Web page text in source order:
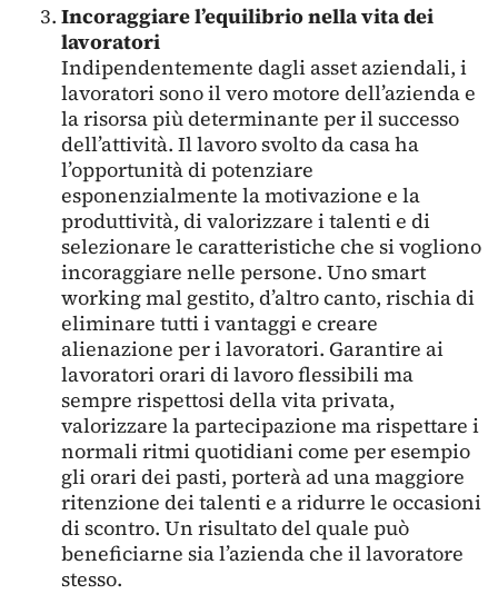
Incoraggiare l’equilibrio nella vita dei
lavoratori
Indipendentemente dagli asset aziendali, i
lavoratori sono il vero motore dell’azienda e
la risorsa più determinante per il successo
dell’attività. Il lavoro svolto da casa ha
l’opportunità di potenziare
esponenzialmente la motivazione e la
produttività, di valorizzare i talenti e di
selezionare le caratteristiche che si vogliono
incoraggiare nelle persone. Uno smart
working mal gestito, d’altro canto, rischia di
eliminare tutti i vantaggi e creare
alienazione per i lavoratori. Garantire ai
lavoratori orari di lavoro flessibili ma
sempre rispettosi della vita privata,
valorizzare la partecipazione ma rispettare i
normali ritmi quotidiani come per esempio
gli orari dei pasti, porterà ad una maggiore
ritenzione dei talenti e a ridurre le occasioni
di scontro. Un risultato del quale può
beneficiarne sia l’azienda che il lavoratore
stesso.